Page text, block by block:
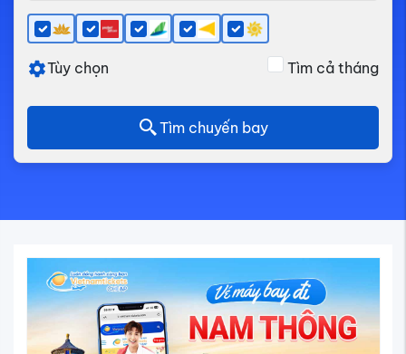
Tùy chọn Tìm cả tháng
Tìm chuyến bay